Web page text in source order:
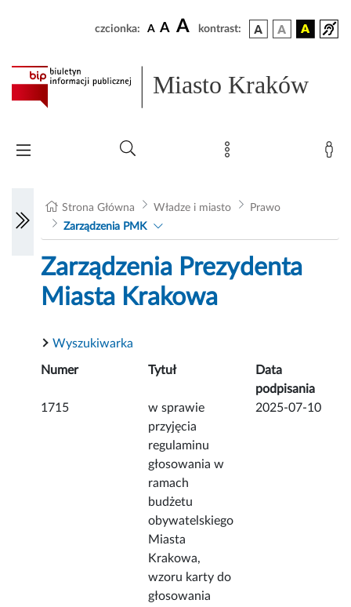
czcionka: A A A kontrast:
Miasto Kraków
Strona Główna Władze i miasto
Prawo
Zarządzenia PMK
Zarządzenia Prezydenta
Miasta Krakowa
Wyszukiwarka
Numer Tytuł
Data
podpisania
1715
w sprawie
przyjęcia
regulaminu
głosowania w
ramach
budżetu
obywatelskiego
Miasta
Krakowa,
wzoru karty do
głosowania
2025-07-10